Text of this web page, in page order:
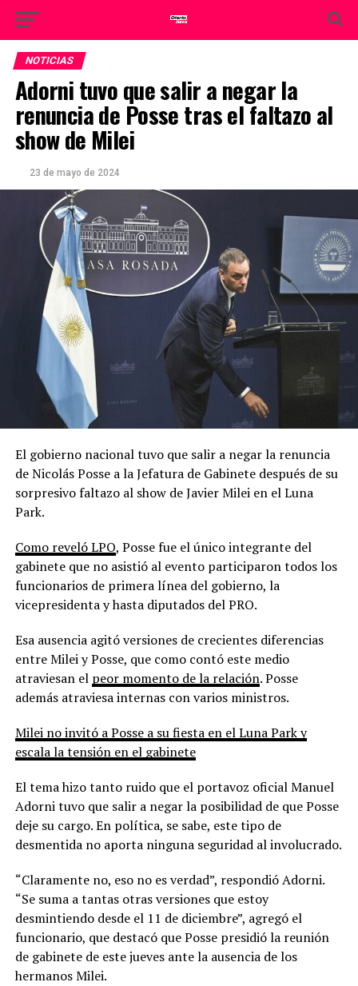
NOTICIAS
Adorni tuvo que salir a negar la
renuncia de Posse tras el faltazo al
show de Milei
23 de mayo de 2024
El gobierno nacional tuvo que salir a negar la renuncia
de Nicolás Posse a la Jefatura de Gabinete después de su
sorpresivo faltazo al show de Javier Milei en el Luna
Park.
Como reveló LPO, Posse fue el único integrante del
gabinete que no asistió al evento participaron todos los
funcionarios de primera línea del gobierno, la
vicepresidenta y hasta diputados del PRO.
Esa ausencia agitó versiones de crecientes diferencias
entre Milei y Posse, que como contó este medio
atraviesan el peor momento de la relación. Posse
además atraviesa internas con varios ministros.
Milei no invitó a Posse a su fiesta en el Luna Park y
escala la tensión en el gabinete
El tema hizo tanto ruido que el portavoz oficial Manuel
Adorni tuvo que salir a negar la posibilidad de que Posse
deje su cargo. En política, se sabe, este tipo de
desmentida no aporta ninguna seguridad al involucrado.
“Claramente no, eso no es verdad”, respondió Adorni.
“Se suma a tantas otras versiones que estoy
desmintiendo desde el 11 de diciembre”, agregó el
funcionario, que destacó que Posse presidió la reunión
de gabinete de este jueves ante la ausencia de los
hermanos Milei.